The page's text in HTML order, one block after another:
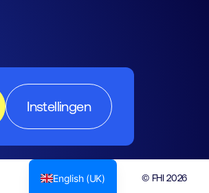
Instellingen
© FHI 2026
English (UK)